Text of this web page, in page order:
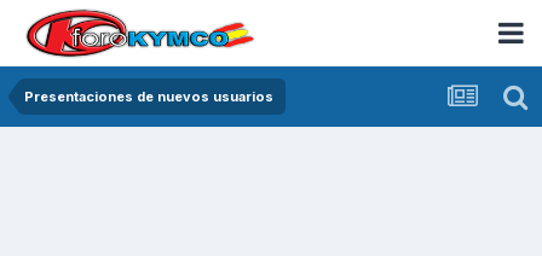
Presentaciones de nuevos usuarios